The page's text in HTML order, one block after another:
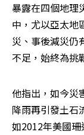
暴露在四個地理
中，尤以亞太地
災、事後減災仍
不足，始終為挑
他指出，如今災
降雨再引發土石
如2012年美國